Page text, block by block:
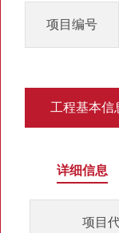
项目编号
工程基本信
详细信息